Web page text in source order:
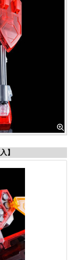
】